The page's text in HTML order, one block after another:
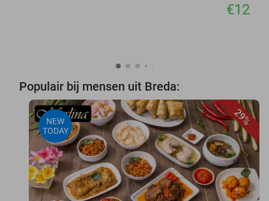
€12
Populair bij mensen uit Breda:
29%
NEW
TODAY